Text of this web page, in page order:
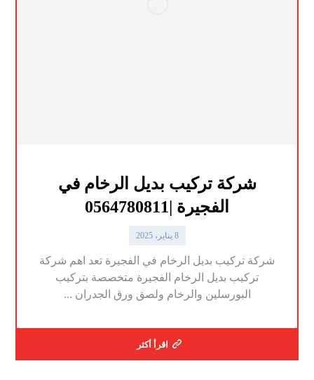
شركة تركيب بديل الرخام في
الفجيرة |0564780811
8 يناير، 2025
شركة تركيب بديل الرخام في الفجيرة تعد اهم شركة
تركيب بديل الرخام الفجيرة متخصصة بتركيب
البورسلين والرخام ولصق ورق الجدران ...
اقرأ أكثر